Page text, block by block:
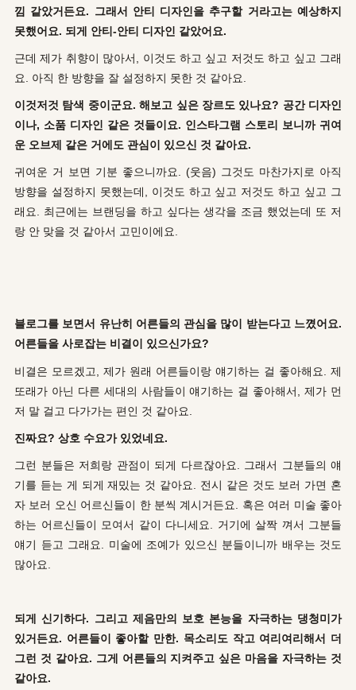
낌 같았거든요. 그래서 안티 디자인을 추구할 거라고는 예상하지
못했어요. 되게 안티-안티 디자인 같았어요.
근데 제가 취향이 많아서, 이것도 하고 싶고 저것도 하고 싶고 그래
요. 아직 한 방향을 잘 설정하지 못한 것 같아요.
이것저것 탐색 중이군요. 해보고 싶은 장르도 있나요? 공간 디자인
이나, 소품 디자인 같은 것들이요. 인스타그램 스토리 보니까 귀여
운 오브제 같은 거에도 관심이 있으신 것 같아요.
귀여운 거 보면 기분 좋으니까요. (웃음) 그것도 마찬가지로 아직
방향을 설정하지 못했는데, 이것도 하고 싶고 저것도 하고 싶고 그
래요. 최근에는 브랜딩을 하고 싶다는 생각을 조금 했었는데 또 저
랑 안 맞을 것 같아서 고민이에요.
블로그를 보면서 유난히 어른들의 관심을 많이 받는다고 느꼈어요.
어른들을 사로잡는 비결이 있으신가요?
비결은 모르겠고, 제가 원래 어른들이랑 얘기하는 걸 좋아해요. 제
또래가 아닌 다른 세대의 사람들이 얘기하는 걸 좋아해서, 제가 먼
저 말 걸고 다가가는 편인 것 같아요.
진짜요? 상호 수요가 있었네요.
그런 분들은 저희랑 관점이 되게 다르잖아요. 그래서 그분들의 얘
기를 듣는 게 되게 재밌는 것 같아요. 전시 같은 것도 보러 가면 혼
자 보러 오신 어르신들이 한 분씩 계시거든요. 혹은 여러 미술 좋아
하는 어르신들이 모여서 같이 다니세요. 거기에 살짝 껴서 그분들
얘기 듣고 그래요. 미술에 조예가 있으신 분들이니까 배우는 것도
많아요.
되게 신기하다. 그리고 제음만의 보호 본능을 자극하는 댕청미가
있거든요. 어른들이 좋아할 만한. 목소리도 작고 여리여리해서 더
그런 것 같아요. 그게 어른들의 지켜주고 싶은 마음을 자극하는 것
같아요.